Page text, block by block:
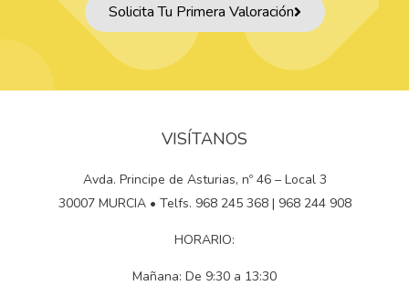
Solicita Tu Primera Valoración
VISÍTANOS
Avda. Principe de Asturias, nº 46 – Local 3
30007 MURCIA • Telfs. 968 245 368 | 968 244 908
HORARIO:
Mañana: De 9:30 a 13:30